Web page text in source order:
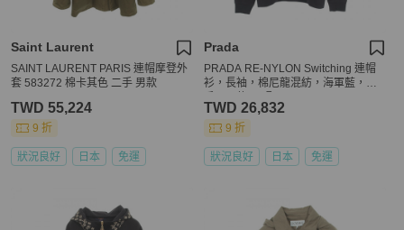
Saint Laurent
SAINT LAURENT PARIS 連帽摩登外
套 583272 棉卡其色 二手 男款
TWD 55,224
9 折
狀況良好 日本 免運
Prada
PRADA RE-NYLON Switching 連帽
衫，長袖，棉尼龍混紡，海軍藍，二
TWD 26,832
9 折
狀況良好 日本 免運